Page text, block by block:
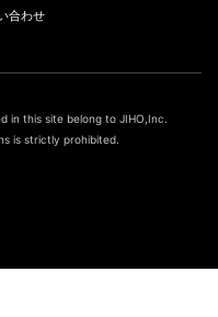
合わせ
in this site belong to JIHO,Inc.
is strictly prohibited.